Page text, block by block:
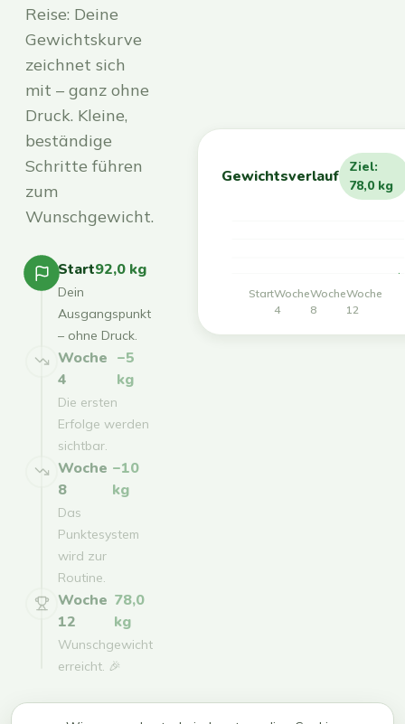
Reise: Deine
Gewichtskurve
zeichnet sich
mit – ganz ohne
Druck. Kleine,
beständige
Schritte führen
zum
Wunschgewicht.
Start92,0 kg
Dein
Ausgangspunkt
– ohne Druck.
Woche
4
−5
kg
Die ersten
Erfolge werden
sichtbar.
Woche
8
−10
kg
Das
Punktesystem
wird zur
Routine.
Woche
12
78,0
kg
Wunschgewicht
erreicht. 🎉
Gewichtsverlauf
Ziel:
78,0 kg
StartWoche
4
Woche
8
Woche
12